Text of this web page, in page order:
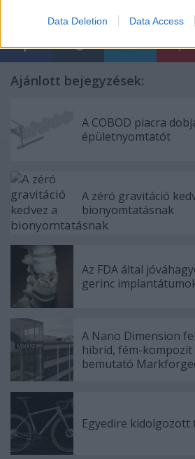
Data Deletion Data Access
Ajánlott bejegyzések:
A COBOD piacra
épületnyomtatót
A zéró gravitáció
bionyomtatásnak
Az FDA által
gerinc
A Nano Dimension
hibrid, fém-
bemutató
Egyedire kidolgozott